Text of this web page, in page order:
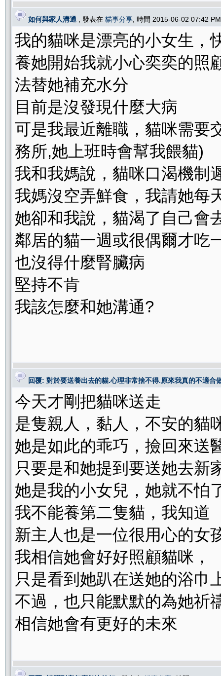
如何與家人溝通 , 發表在 貓事分享 , 時間 2015-06-02 07:42
我的貓咪是漂亮的小女生，
養她開始我就小心奕奕的照
法替她補充水分
目前是沒發現什麼大病
可是我最近離職，貓咪需要
務所,她上班時會幫我餵貓)
我和我媽說，貓咪口渴機制
我媽沒空弄鮮食，我請她每
她卻和我說，貓渴了自己會
鄰居的貓一週或很偶爾才吃
也沒得什麼腎臟病
堅持不肯
我該怎麼和她溝通?
回覆: 對於要送養出去的貓.心理非常捨不得.原來我真的不適合
今天才剛把貓咪送走
是隻親人，黏人，不安的貓
她是如此的乖巧，撿回來送
只要是和她提到要送她去新
她是我的小女兒，她就不怕
我不能養第二隻貓，我知道
新主人也是一位很用心的女
我相信她會好好照顧貓咪，
只是看到她趴在送她的浴
不過，也只能默默的為她祈
相信她會有更好的未來